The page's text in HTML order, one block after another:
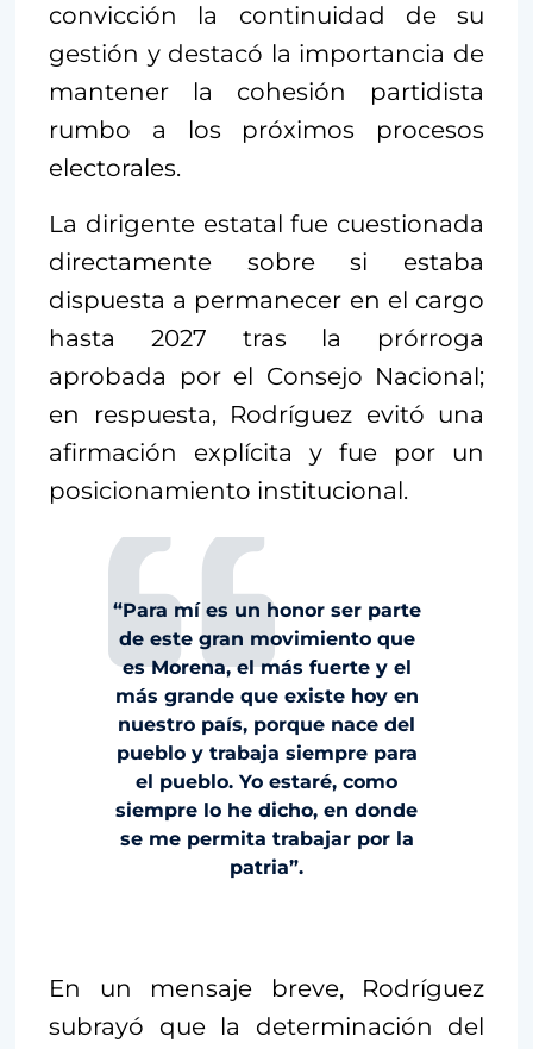
convicción la continuidad de su
gestión y destacó la importancia de
mantener la cohesión partidista
rumbo a los próximos procesos
electorales.
La dirigente estatal fue cuestionada
directamente sobre si estaba
dispuesta a permanecer en el cargo
hasta 2027 tras la prórroga
aprobada por el Consejo Nacional;
en respuesta, Rodríguez evitó una
afirmación explícita y fue por un
posicionamiento institucional.
“Para mí es un honor ser parte
de este gran movimiento que
es Morena, el más fuerte y el
más grande que existe hoy en
nuestro país, porque nace del
pueblo y trabaja siempre para
el pueblo. Yo estaré, como
siempre lo he dicho, en donde
se me permita trabajar por la
patria”.
En un mensaje breve, Rodríguez
subrayó que la determinación del